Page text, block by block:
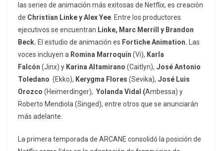
las series de animación más exitosas de Netflix, es creación
de Christian Linke y Alex Yee . Entre los productores
ejecutivos se encuentran Linke, Marc Merrill y Brandon
Beck. El estudio de animación es Fortiche Animation. Las
voces incluyen a Romina Marroquín (Vi), Karla
Falcón (Jinx) y Karina Altamirano (Caitlyn), José Antonio
Toledano (Ekko), Kerygma Flores (Sevika), José Luis
Orozco (Heimerdinger), Yolanda Vidal (Ambessa) y
Roberto Mendiola (Singed), entre otros que se anunciarán
más adelante.
La primera temporada de ARCANE consolidó la posición de